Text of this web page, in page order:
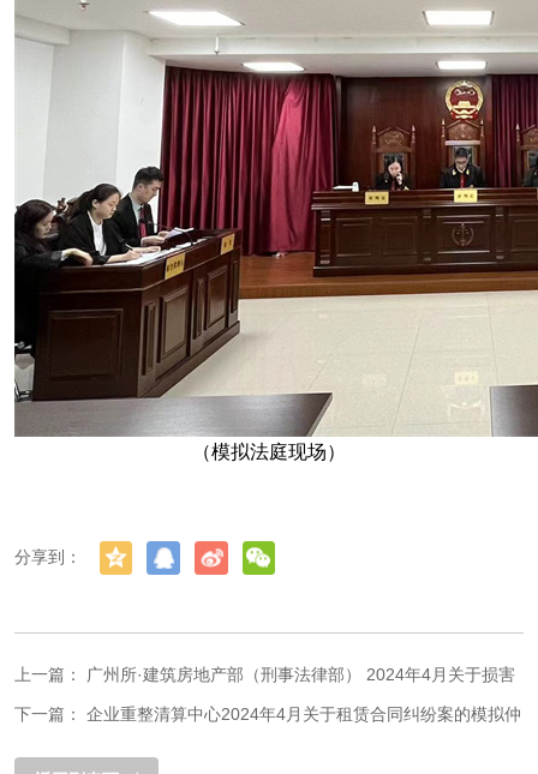
（模拟法庭现场）
分享到：
上一篇： 广州所·建筑房地产部（刑事法律部） 2024年4月关于损害
债务人利益赔偿纠纷案模拟法庭
下一篇： 企业重整清算中心2024年4月关于租赁合同纠纷案的模拟仲
裁庭